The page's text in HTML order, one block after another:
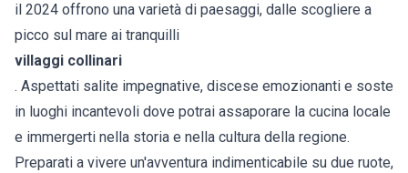
il 2024 offrono una varietà di paesaggi, dalle scogliere a
picco sul mare ai tranquilli
villaggi collinari
. Aspettati salite impegnative, discese emozionanti e soste
in luoghi incantevoli dove potrai assaporare la cucina locale
e immergerti nella storia e nella cultura della regione.
Preparati a vivere un'avventura indimenticabile su due ruote,